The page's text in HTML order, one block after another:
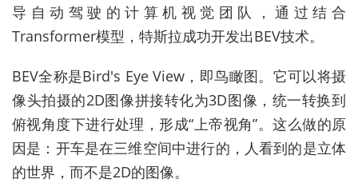
导自动驾驶的计算机视觉团队，通过结合
Transformer模型，特斯拉成功开发出BEV技术。
BEV全称是Bird's Eye View，即鸟瞰图。它可以将摄
像头拍摄的2D图像拼接转化为3D图像，统一转换到
俯视角度下进行处理，形成“上帝视角”。这么做的原
因是：开车是在三维空间中进行的，人看到的是立体
的世界，而不是2D的图像。